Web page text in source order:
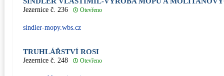
Jezernice č. 236 Otevřeno
sindler-mopy.wbs.cz
TRUHLÁŘSTVÍ ROSI
Jezernice č. 248 Otevřeno